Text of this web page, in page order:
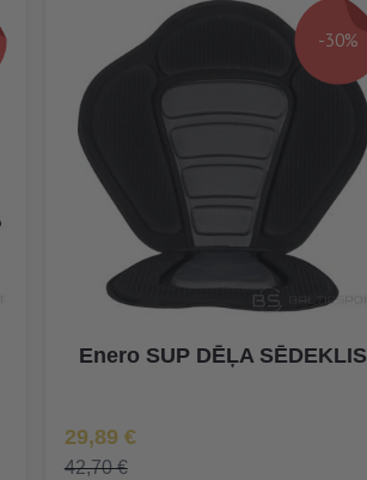
-30%
Enero SUP DĒĻA SĒDEKLIS
Īpaša Cena
29,89 €
42,70 €